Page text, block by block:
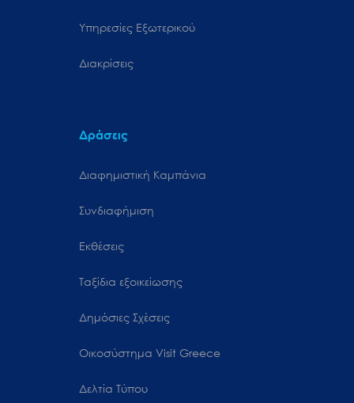
Υπηρεσίες Εξωτερικού
Διακρίσεις
Δράσεις
Διαφημιστική Καμπάνια
Συνδιαφήμιση
Εκθέσεις
Ταξίδια εξοικείωσης
Δημόσιες Σχέσεις
Oικοσύστημα Visit Greece
Δελτία Τύπου